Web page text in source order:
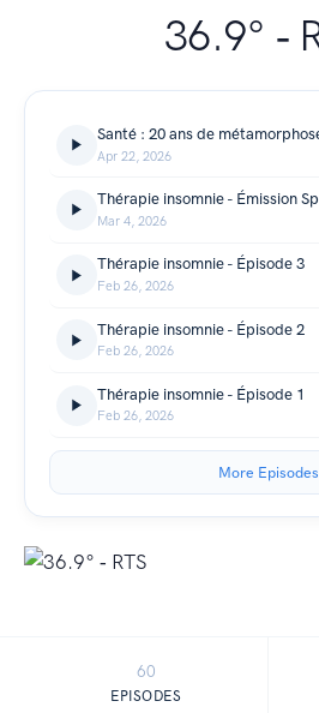
36.9° ‐
Santé : 20 ans de
Apr 22, 2026
Mar 4, 2026
Thérapie insomnie - Épisode 3
Feb 26, 2026
Thérapie insomnie - Épisode 2
Feb 26, 2026
Thérapie insomnie - Épisode 1
Feb 26, 2026
More Episodes
60
EPISODES